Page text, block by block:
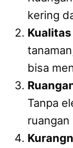
kering
bisa
Tanpa